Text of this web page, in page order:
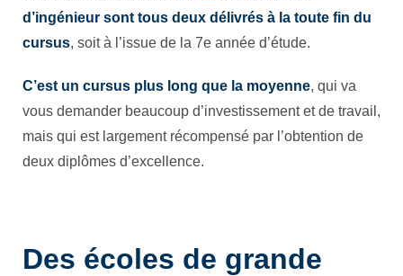
d’ingénieur sont tous deux délivrés à la toute fin du
cursus, soit à l’issue de la 7e année d’étude.
C’est un cursus plus long que la moyenne, qui va
vous demander beaucoup d’investissement et de travail,
mais qui est largement récompensé par l’obtention de
deux diplômes d’excellence.
Des écoles de grande